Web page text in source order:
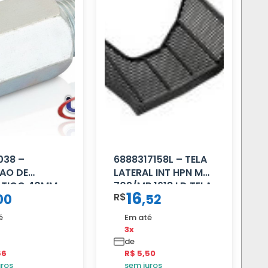
–
DE
40MM
6888317158L – TELA
LATERAL INT HPN MB
709/MB 1618 LD TELA
R$16,52
Em até
3x
de
R$ 5,50
sem juros